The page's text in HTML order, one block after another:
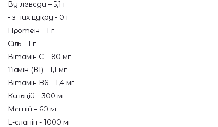
Вуглеводи – 5,1 г
- з них цукру - 0 г
Протеїн - 1 г
Сіль - 1 г
Вітамін C – 80 мг
Тіамін (B1) - 1,1 мг
Вітамін B6 – 1,4 мг
Кальцій – 300 мг
Магній – 60 мг
L-аланін - 1000 мг